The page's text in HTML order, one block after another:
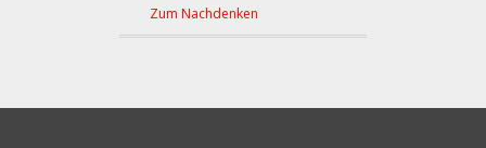
Zum Nachdenken